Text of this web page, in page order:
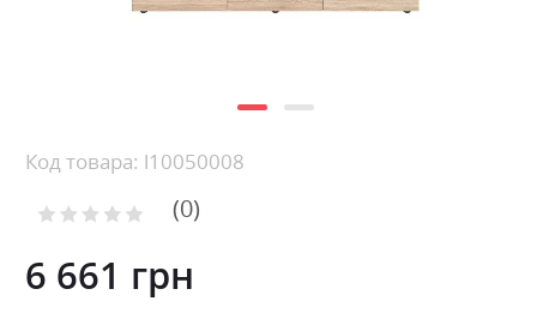
Skip
the
of
the
Код товара: l10050008
Рейтинг: 0
6 661 грн